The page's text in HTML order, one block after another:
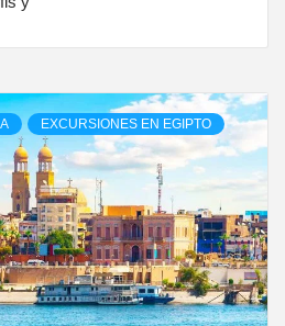
EXCURSIONES EN EGIPTO